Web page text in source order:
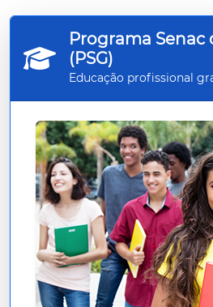
Programa Senac
(PSG)
Educação profissional